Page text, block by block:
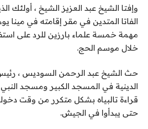
وإفتا الشيخ عبد العزيز الشيخ ، أولئك
الفاتا المتدين في مقر إقامته في مينا
مهمة خمسة علماء بارزين للرد على
خلال موسم الحج.
حث الشيخ عبد الرحمن السوديس ،
الدينية في المسجد الكبير ومسجد
قراءة تالبياه بشكل متكرر من وقت
حتى يبدأوا في الجيش.